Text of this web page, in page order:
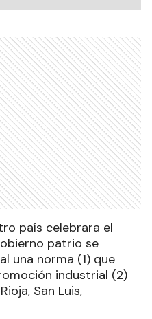
país celebrara el
patrio se
una norma (1) que
industrial (2)
San Luis,